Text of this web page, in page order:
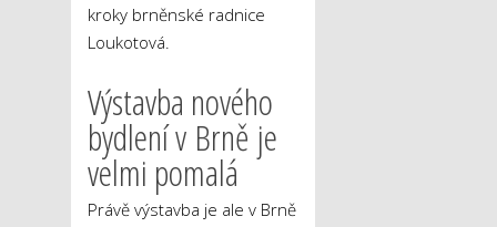
kroky brněnské radnice
Loukotová.
Výstavba nového
bydlení v Brně je
velmi pomalá
Právě výstavba je ale v Brně